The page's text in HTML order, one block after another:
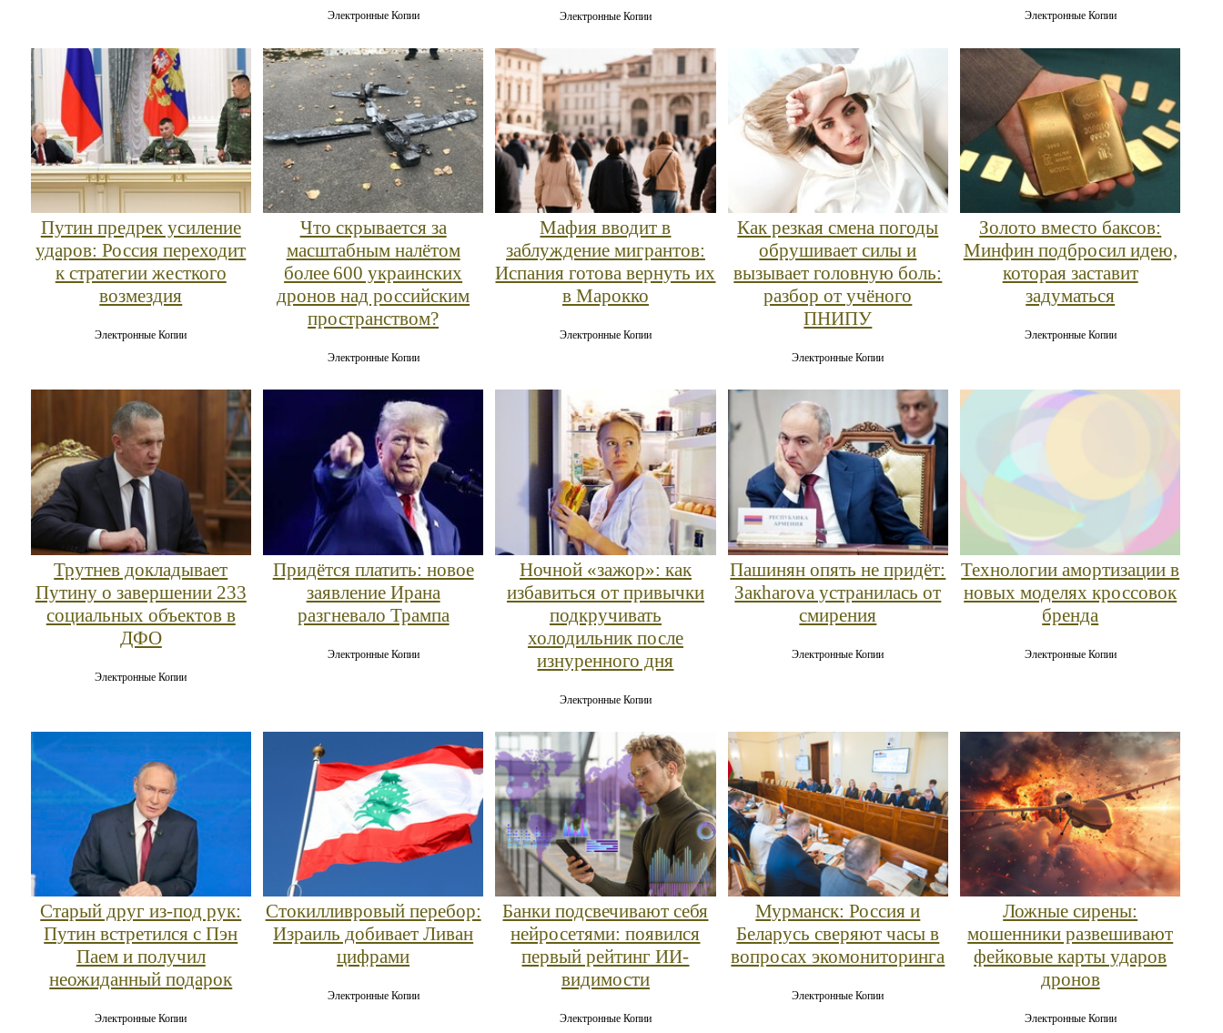
Электронные Копии Электронные Копии Электронные Копии
Путин предрек усиление
ударов: Россия переходит
к стратегии жесткого
возмездия
Электронные Копии
Что скрывается за
масштабным налётом
более 600 украинских
дронов над российским
пространством?
Электронные Копии
Мафия вводит в
заблуждение мигрантов:
Испания готова вернуть их
в Марокко
Электронные Копии
Как резкая смена погоды
обрушивает силы и
вызывает головную боль:
разбор от учёного
ПНИПУ
Электронные Копии
Золото вместо баксов:
Минфин подбросил идею,
которая заставит
задуматься
Электронные Копии
Трутнев докладывает
Путину о завершении 233
социальных объектов в
ДФО
Электронные Копии
Придётся платить: новое
заявление Ирана
разгневало Трампа
Электронные Копии
Ночной «зажор»: как
избавиться от привычки
подкручивать
холодильник после
изнуренного дня
Электронные Копии
Пашинян опять не придёт:
Закharova устранилась от
смирения
Электронные Копии
Технологии амортизации в
новых моделях кроссовок
бренда
Электронные Копии
Старый друг из-под рук:
Путин встретился с Пэн
Паем и получил
неожиданный подарок
Электронные Копии
Стокилливровый перебор:
Израиль добивает Ливан
цифрами
Электронные Копии
Банки подсвечивают себя
нейросетями: появился
первый рейтинг ИИ-
видимости
Электронные Копии
Мурманск: Россия и
Беларусь сверяют часы в
вопросах экомониторинга
Электронные Копии
Ложные сирены:
мошенники развешивают
фейковые карты ударов
дронов
Электронные Копии